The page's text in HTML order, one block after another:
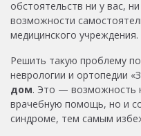
обстоятельств ни у вас,
возможности
медицинского учреждения.
Решить такую проблему
неврологии и ортопедии
дом. Это — возможность
врачебную помощь, но и
синдроме, тем самым